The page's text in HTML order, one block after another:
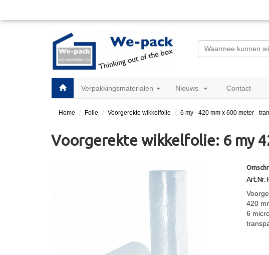
Verpakkingsmaterialen Nieuws Contact
Home Folie Voorgerekte wikkelfolie 6 my - 420 mm x 600 meter -
Voorgerekte wikkelfolie: 6 my
Art.Nr.
420
6